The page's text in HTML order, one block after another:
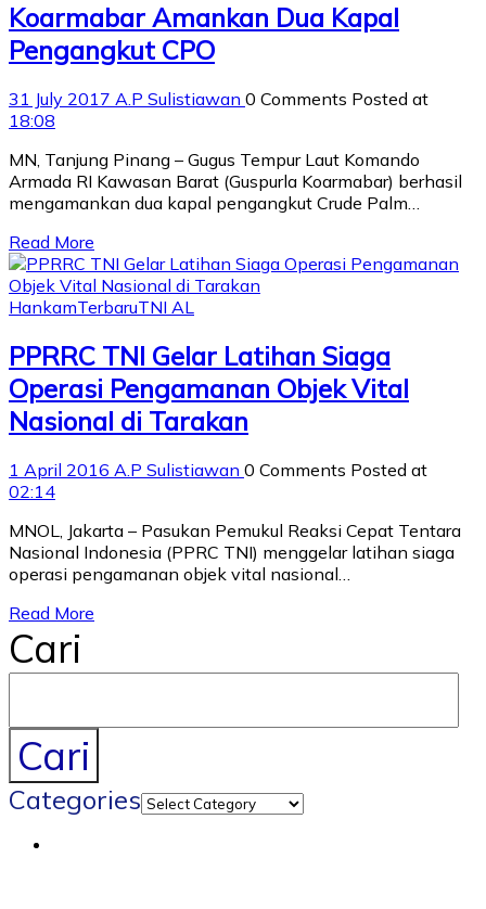
Koarmabar Amankan Dua Kapal
Pengangkut CPO
31 July 2017 A.P Sulistiawan 0 Comments Posted at
18:08
MN, Tanjung Pinang – Gugus Tempur Laut Komando
Armada RI Kawasan Barat (Guspurla Koarmabar) berhasil
mengamankan dua kapal pengangkut Crude Palm…
Read More
HankamTerbaruTNI AL
PPRRC TNI Gelar Latihan Siaga
Operasi Pengamanan Objek Vital
Nasional di Tarakan
1 April 2016 A.P Sulistiawan 0 Comments Posted at
02:14
MNOL, Jakarta – Pasukan Pemukul Reaksi Cepat Tentara
Nasional Indonesia (PPRC TNI) menggelar latihan siaga
operasi pengamanan objek vital nasional…
Read More
Cari
Cari
Categories